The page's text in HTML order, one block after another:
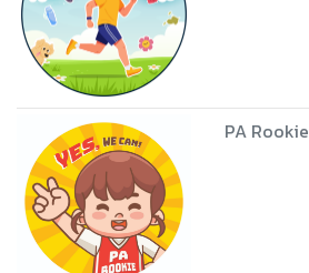
PA Rookie